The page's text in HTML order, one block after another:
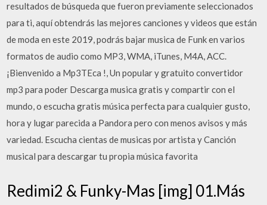
resultados de búsqueda que fueron previamente seleccionados
para ti, aquí obtendrás las mejores canciones y videos que están
de moda en este 2019, podrás bajar musica de Funk en varios
formatos de audio como MP3, WMA, iTunes, M4A, ACC.
¡Bienvenido a Mp3TEca ️!, Un popular y gratuito convertidor
mp3 para poder Descarga musica gratis y compartir con el
mundo, o escucha gratis música perfecta para cualquier gusto,
hora y lugar parecida a Pandora pero con menos avisos y más
variedad. Escucha cientas de musicas por artista y Canción
musical para descargar tu propia música favorita
Redimi2 & Funky-Mas [img] 01.Más